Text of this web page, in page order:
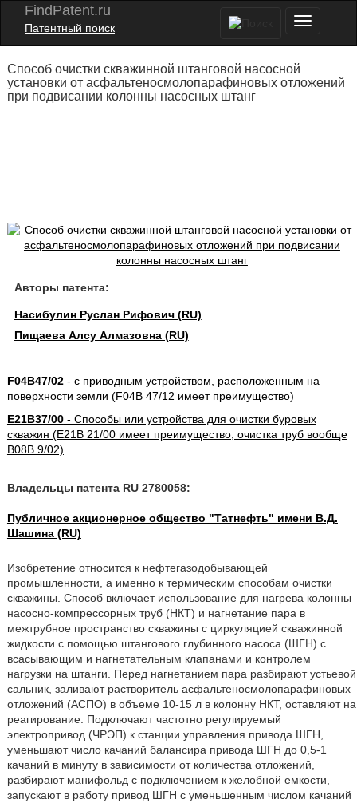
FindPatent.ru
Патентный поиск
Способ очистки скважинной штанговой насосной
установки от асфальтеносмолопарафиновых отложений
при подвисании колонны насосных штанг
Авторы патента:
Насибулин Руслан Рифович (RU)
Пищаева Алсу Алмазовна (RU)
F04B47/02- с приводным устройством, расположенным на
поверхности земли (F04B 47/12 имеет преимущество)
E21B37/00- Способы или устройства для очистки буровых
скважин (E21B 21/00 имеет преимущество; очистка труб вообще
B08B 9/02)
Владельцы патента RU 2780058:
Публичное акционерное общество "Татнефть" имени В.Д.
Шашина (RU)
Изобретение относится к нефтегазодобывающей
промышленности, а именно к термическим способам очистки
скважины. Способ включает использование для нагрева колонны
насосно-компрессорных труб (НКТ) и нагнетание пара в
межтрубное пространство скважины с циркуляцией скважинной
жидкости с помощью штангового глубинного насоса (ШГН) с
всасывающим и нагнетательным клапанами и контролем
нагрузки на штанги. Перед нагнетанием пара разбирают устьевой
сальник, заливают растворитель асфальтеносмолопарафиновых
отложений (АСПО) в объеме 10-15 л в колонну НКТ, оставляют на
реагирование. Подключают частотно регулируемый
электропривод (ЧРЭП) к станции управления привода ШГН,
уменьшают число качаний балансира привода ШГН до 0,5-1
качаний в минуту в зависимости от количества отложений,
разбирают манифольд с подключением к желобной емкости,
запускают в работу привод ШГН с уменьшенным числом качаний